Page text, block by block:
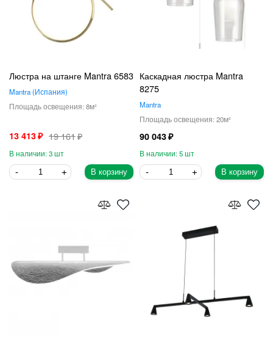
Люстра на штанге Mantra 6583
Mantra Испания
8
13 413 19 161
3
В корзину
Каскадная люстра Mantra
8275
Mantra
20
90 043
5
В корзину